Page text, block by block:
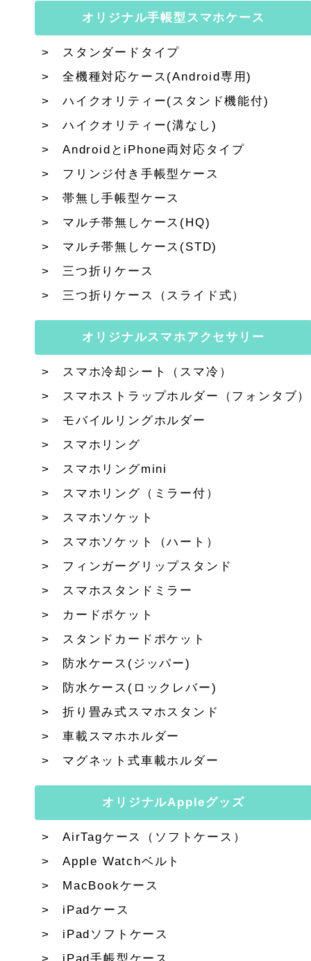
オリジナル手帳型スマホケース
スタンダードタイプ
全機種対応ケース(Android専用)
ハイクオリティー(スタンド機能付)
ハイクオリティー(溝なし)
AndroidとiPhone両対応タイプ
フリンジ付き手帳型ケース
帯無し手帳型ケース
マルチ帯無しケース(HQ)
マルチ帯無しケース(STD)
三つ折りケース
三つ折りケース（スライド式）
オリジナルスマホアクセサリー
スマホ冷却シート（スマ冷）
スマホストラップホルダー（フォンタブ）
モバイルリングホルダー
スマホリング
スマホリングmini
スマホリング（ミラー付）
スマホソケット
スマホソケット（ハート）
フィンガーグリップスタンド
スマホスタンドミラー
カードポケット
スタンドカードポケット
防水ケース(ジッパー)
防水ケース(ロックレバー)
折り畳み式スマホスタンド
車載スマホホルダー
マグネット式車載ホルダー
オリジナルAppleグッズ
AirTagケース（ソフトケース）
Apple Watchベルト
MacBookケース
iPadケース
iPadソフトケース